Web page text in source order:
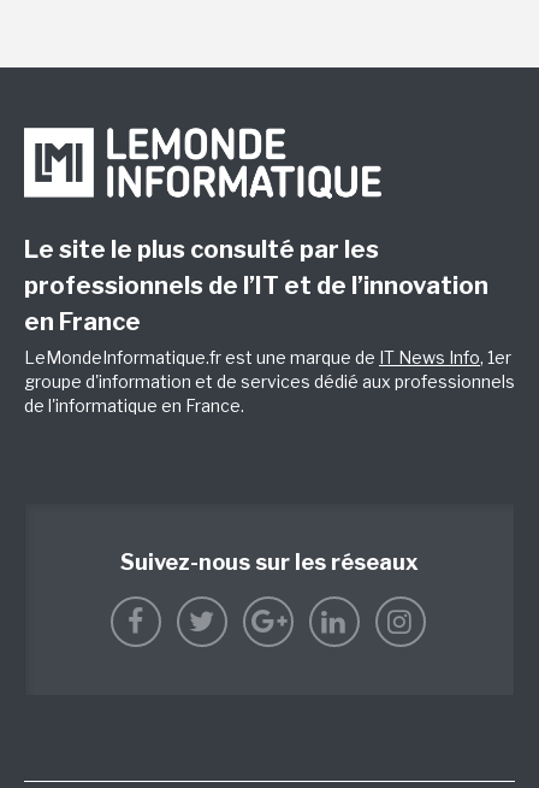
Le site le plus consulté par les
professionnels de l’IT et de l’innovation
en France
LeMondeInformatique.fr est une marque de IT News Info, 1er
groupe d'information et de services dédié aux professionnels
de l'informatique en France.
Suivez-nous sur les réseaux